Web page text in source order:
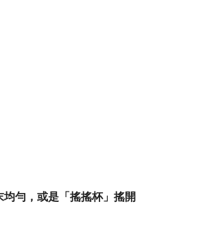
勻，或是「搖搖杯」搖開